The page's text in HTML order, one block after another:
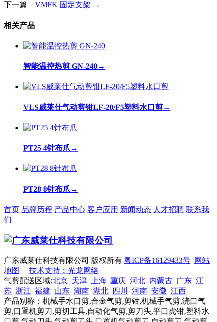
下一篇 VMFK 固定支架 →
相关产品
智能温控热剪 GN-240→
VLS威莱仕气动剪钳LF-20/F5塑料水口剪→
PT25 4针布爪 →
PT28 8针布爪 →
首页 品牌历程 产品中心 客户应用 新闻动态 人才招聘 联系我
们
广东威莱仕科技有限公司 版权所有 粤ICP备16129433号 网站
地图
技术支持：光龙网络
气剪配送区域:北京 天津 上海 重庆 河北 内蒙古 广东 江
苏 浙江 福建 山东 湖南 湖北 四川 河南 安徽 江西
产品别称：机械手水口剪,合金气剪,剪钳,机械手气剪,浇口气
剪,口罩机剪刀,剪切工具,自动化气剪,剪刀头,平口虎钳,塑料水